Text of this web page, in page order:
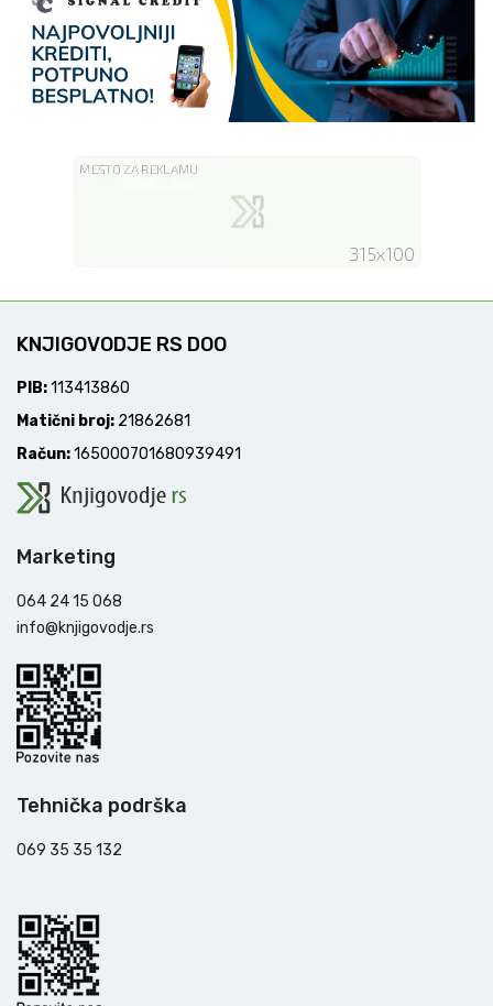
KNJIGOVODJE RS DOO
PIB:113413860
Matični broj: 21862681
Račun:165000701680939491
Marketing
064 24 15 068
info@knjigovodje.rs
Tehnička podrška
069 35 35 132